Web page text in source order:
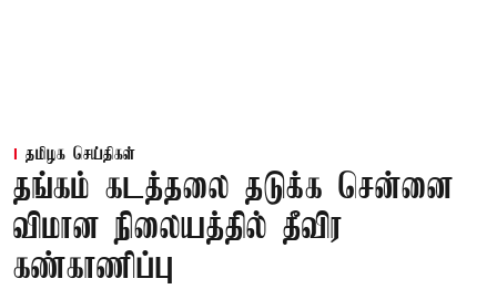
தமிழக செய்திகள்
தங்கம் கடத்தலை தடுக்க சென்னை
விமான நிலையத்தில் தீவிர
கண்காணிப்பு